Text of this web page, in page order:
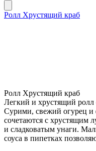
Ролл Хрустящий краб
Ролл Хрустящий краб
Легкий и хрустящий
Сурими, свежий огурец и
сочетаются с хрустящим
и сладковатым унаги.
соуса в пипетках